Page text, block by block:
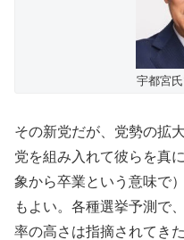
宇都宮
その新党だが、党勢の拡
党を組み入れて彼らを真
象から卒業という意味で
もよい。各種選挙予測で
率の高さは指摘されてき